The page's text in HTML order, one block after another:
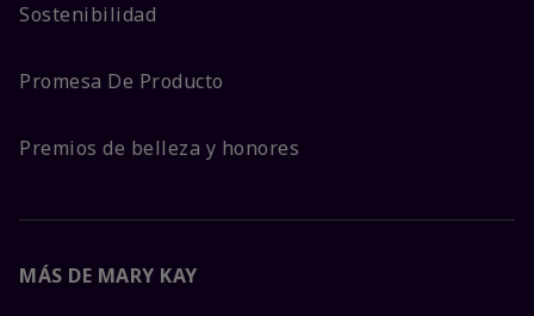
Sostenibilidad
Promesa De Producto
Premios de belleza y honores
MÁS DE MARY KAY